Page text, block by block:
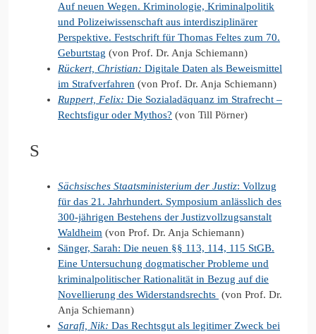
Auf neuen Wegen. Kriminologie, Kriminalpolitik
und Polizeiwissenschaft aus interdisziplinärer
Perspektive. Festschrift für Thomas Feltes zum 70.
Geburtstag (von Prof. Dr. Anja Schiemann)
Rückert, Christian: Digitale Daten als Beweismittel
im Strafverfahren (von Prof. Dr. Anja Schiemann)
Ruppert, Felix: Die Sozialadäquanz im Strafrecht –
Rechtsfigur oder Mythos? (von Till Pörner)
S
Sächsisches Staatsministerium der Justiz: Vollzug
für das 21. Jahrhundert. Symposium anlässlich des
300-jährigen Bestehens der Justizvollzugsanstalt
Waldheim (von Prof. Dr. Anja Schiemann)
Sänger, Sarah: Die neuen §§ 113, 114, 115 StGB.
Eine Untersuchung dogmatischer Probleme und
kriminalpolitischer Rationalität in Bezug auf die
Novellierung des Widerstandsrechts (von Prof. Dr.
Anja Schiemann)
Sarafi, Nik: Das Rechtsgut als legitimer Zweck bei